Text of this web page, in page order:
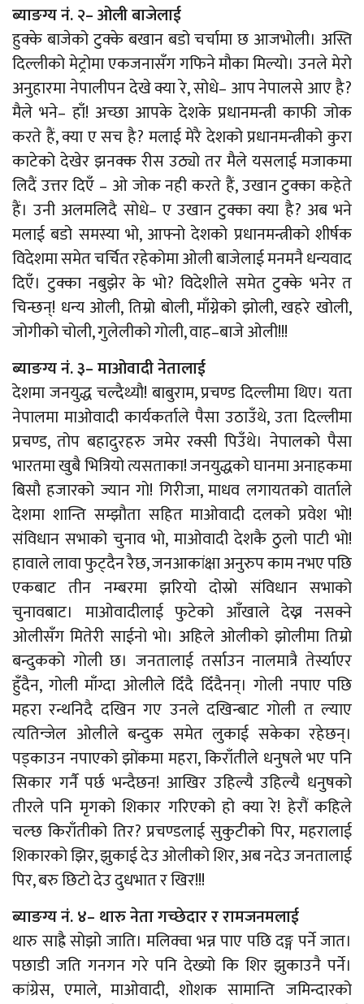
ब्याङग्य नं. २– ओली बाजेलाई
हुक्के बाजेको टुक्के बखान बडो चर्चामा छ आजभोली। अस्ति
दिल्लीको मेट्रोमा एकजनासँग गफिने मौका मिल्यो। उनले मेरो
अनुहारमा नेपालीपन देखे क्या रे, सोधे– आप नेपालसे आए है?
मैले भने– हाँ! अच्छा आपके देशके प्रधानमन्त्री काफी जोक
करते हैं, क्या ए सच है? मलाई मेरै देशको प्रधानमन्त्रीको कुरा
काटेको देखेर झनक्क रीस उठ्यो तर मैले यसलाई मजाकमा
लिदैं उत्तर दिएँ – ओ जोक नही करते हैं, उखान टुक्का कहेते
हैं। उनी अलमलिदै सोधे– ए उखान टुक्का क्या है? अब भने
मलाई बडो समस्या भो, आफ्नो देशको प्रधानमन्त्रीको शीर्षक
विदेशमा समेत चर्चित रहेकोमा ओली बाजेलाई मनमनै धन्यवाद
दिएँ। टुक्का नबुझेर के भो? विदेशीले समेत टुक्के भनेर त
चिन्छन्! धन्य ओली, तिम्रो बोली, माँग्नेको झोली, खहरे खोली,
जोगीको चोली, गुलेलीको गोली, वाह–बाजे ओली!!!
ब्याङग्य नं. ३– माओवादी नेतालाई
देशमा जनयुद्ध चल्दैथ्यौ! बाबुराम, प्रचण्ड दिल्लीमा थिए। यता
नेपालमा माओवादी कार्यकर्ताले पैसा उठाउँथे, उता दिल्लीमा
प्रचण्ड, तोप बहादुरहरु जमेर रक्सी पिउँथे। नेपालको पैसा
भारतमा खुबै भित्रियो त्यसताका! जनयुद्धको घानमा अनाहकमा
बिसौ हजारको ज्यान गो! गिरीजा, माधव लगायतको वार्ताले
देशमा शान्ति सम्झौता सहित माओवादी दलको प्रवेश भो!
संविधान सभाको चुनाव भो, माओवादी देशकै ठुलो पाटी भो!
हावाले लावा फुट्दैन रैछ, जनआकांक्षा अनुरुप काम नभए पछि
एकबाट तीन नम्बरमा झरियो दोस्रो संविधान सभाको
चुनावबाट। माओवादीलाई फुटेको आँखाले देख्न नसक्ने
ओलीसँग मितेरी साईनो भो। अहिले ओलीको झोलीमा तिम्रो
बन्दुकको गोली छ। जनतालाई तर्साउन नालमात्रै तेर्स्याएर
हुँदैन, गोली माँग्दा ओलीले दिँदै दिँदैनन्। गोली नपाए पछि
महरा रन्थनिदै दखिन गए उनले दखिन्बाट गोली त ल्याए
त्यतिन्जेल ओलीले बन्दुक समेत लुकाई सकेका रहेछन्।
पड्काउन नपाएको झोंकमा महरा, किराँतीले धनुषले भए पनि
सिकार गर्नै पर्छ भन्दैछन! आखिर उहिल्यै उहिल्यै धनुषको
तीरले पनि मृगको शिकार गरिएको हो क्या रे! हेरौं कहिले
चल्छ किराँतीको तिर? प्रचण्डलाई सुकुटीको पिर, महरालाई
शिकारको झिर, झुकाई देउ ओलीको शिर, अब नदेउ जनतालाई
पिर, बरु छिटो देउ दुधभात र खिर!!!
ब्याङग्य नं. ४– थारु नेता गच्छेदार र रामजनमलाई
थारु साह्रै सोझो जाति। मलिक्वा भन्न पाए पछि दङ्ग पर्ने जात।
पछाडी जति गनगन गरे पनि देख्यो कि शिर झुकाउनै पर्ने।
कांग्रेस, एमाले, माओवादी, शोशक सामान्ति जमिन्दारको